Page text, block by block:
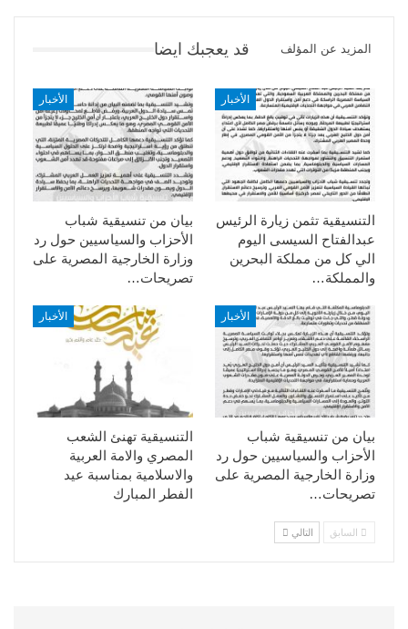
قد يعجبك ايضا المزيد عن المؤلف
الأخبار
بيان من تنسيقية شباب
الأحزاب والسياسيين حول رد
وزارة الخارجية المصرية على
تصريحات…
الأخبار
التنسيقية تثمن زيارة الرئيس
عبدالفتاح السيسى اليوم
الي كل من مملكة البحرين
والمملكة…
الأخبار
التنسيقية تهنئ الشعب
المصري والامة العربية
والاسلامية بمناسبة عيد
الفطر المبارك
الأخبار
بيان من تنسيقية شباب
الأحزاب والسياسيين حول رد
وزارة الخارجية المصرية على
تصريحات…
السابق التالي